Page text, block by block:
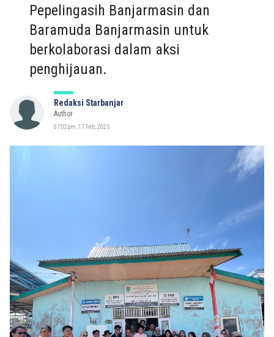
Pepelingasih Banjarmasin dan
Baramuda Banjarmasin untuk
berkolaborasi dalam aksi
penghijauan.
Redaksi Starbanjar
Author
07:02pm, 17 Feb, 2025